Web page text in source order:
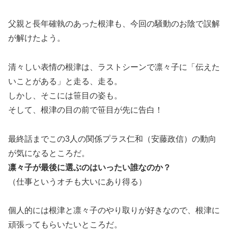
父親と長年確執のあった根津も、今回の騒動のお陰で誤解
が解けたよう。
清々しい表情の根津は、ラストシーンで凛々子に「伝えた
いことがある」と走る、走る。
しかし、そこには笹目の姿も。
そして、根津の目の前で笹目が先に告白！
最終話までこの3人の関係プラス仁和（安藤政信）の動向
が気になるところだ。
凛々子が最後に選ぶのはいったい誰なのか？
（仕事というオチも大いにあり得る）
個人的には根津と凛々子のやり取りが好きなので、根津に
頑張ってもらいたいところだ。